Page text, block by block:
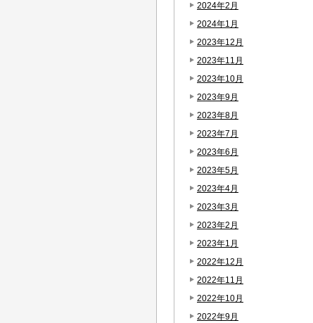
2024年2月
2024年1月
2023年12月
2023年11月
2023年10月
2023年9月
2023年8月
2023年7月
2023年6月
2023年5月
2023年4月
2023年3月
2023年2月
2023年1月
2022年12月
2022年11月
2022年10月
2022年9月